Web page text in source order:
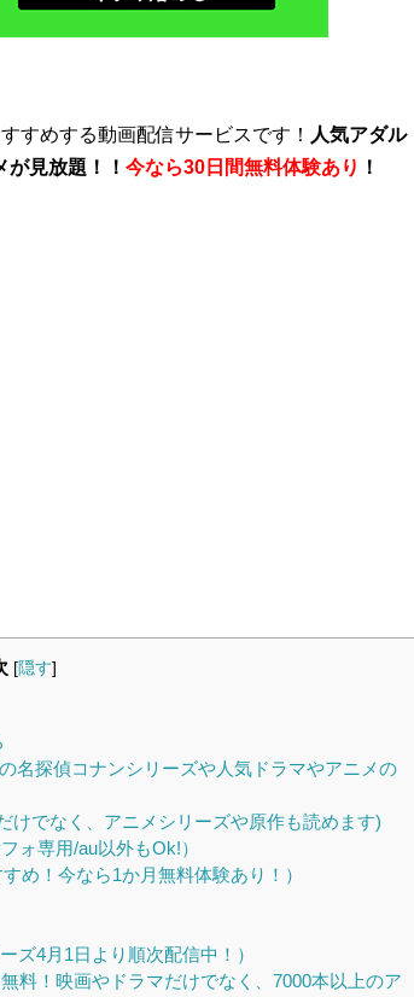
すめする動画配信サービスです！ 人気アダル
が見放題！！ 今なら30日間無料体験あり ！
[隠す]
名探偵コナンシリーズや人気ドラマやアニメの
でなく、アニメシリーズや原作も読めます)
ォ専用/au以外もOk!）
め！今なら1か月無料体験あり！）
4月1日より順次配信中！）
！映画やドラマだけでなく、7000本以上のア